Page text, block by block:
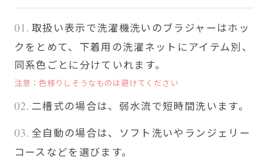
01. 取扱い表示で洗濯機洗いのブラジャーはホッ
クをとめて、下着用の洗濯ネットにアイテム別、
同系色ごとに分けていれます。
注意：色移りしそうなものは避けてください
02. 二槽式の場合は、弱水流で短時間洗います。
03. 全自動の場合は、ソフト洗いやランジェリー
コースなどを選びます。